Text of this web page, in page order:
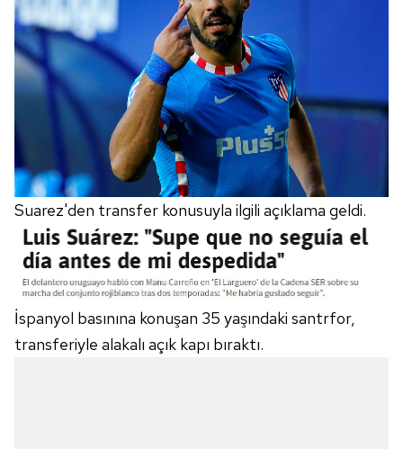
Suarez'den transfer konusuyla ilgili açıklama geldi.
İspanyol basınına konuşan 35 yaşındaki santrfor,
transferiyle alakalı açık kapı bıraktı.